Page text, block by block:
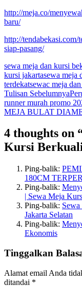
http://meja.co/
baru/
http://tendabekasi.com/
siap-pasang/
sewa meja dan kursi
kursi jakartasewa meja
terdekatsewac meja
Navigasi
Tulisan
Tulisan Sebelumnya
runner murah promo
MEJA BULAT
4 thoughts on
Kursi
Ping-balik:
180CM
Ping-balik:
| Sewa Meja
Ping-balik:
Jakarta Selatan
Ping-balik:
Ekonomis
Tinggalkan
Alamat email Anda
ditandai *